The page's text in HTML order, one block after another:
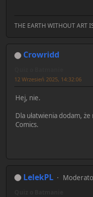
THE EARTH WITHOUT ART
Crowridd
12 Wrzesień 2025, 14:32:06
Hej, nie.
Dla ułatwienia dodam,
Comics.
LelekPL